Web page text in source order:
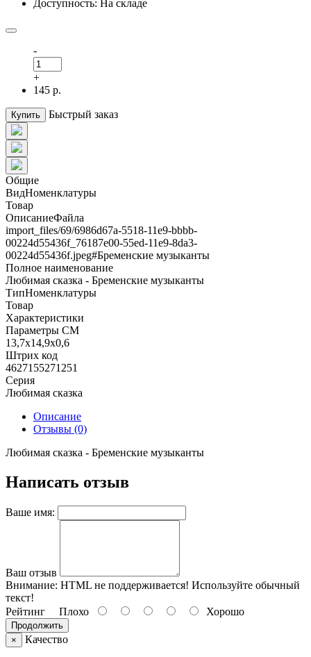
Доступность: На складе
-
+
145 р.
Купить Быстрый заказ
Общие
ВидНоменклатуры
Товар
ОписаниеФайла
import_files/69/6986d67a-5518-11e9-bbbb-
00224d55436f_76187e00-55ed-11e9-8da3-
00224d55436f.jpeg#Бременские музыканты
Полное наименование
Любимая сказка - Бременские музыканты
ТипНоменклатуры
Товар
Характеристики
Параметры СМ
13,7x14,9x0,6
Штрих код
4627155271251
Серия
Любимая сказка
Описание
Отзывы (0)
Любимая сказка - Бременские музыканты
Написать отзыв
Ваше имя:
Ваш отзыв
Внимание: HTML не поддерживается! Используйте обычный
текст!
Рейтинг Плохо Хорошо
Продолжить
×
Качество